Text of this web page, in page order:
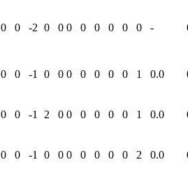
0 0 -2 0 0 0 0 0 0 0 0 -
0 0 -1 0 0 0 0 0 0 0 1 0.0
0 0 -1 2 0 0 0 0 0 0 1 0.0
0 0 -1 0 0 0 0 0 0 0 2 0.0